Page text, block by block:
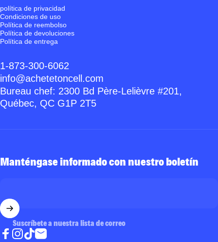
política de privacidad
Condiciones de uso
Política de reembolso
Política de devoluciones
Política de entrega
1-873-300-6062
info@achetetoncell.com
Bureau chef: 2300 Bd Père-Lelièvre #201,
Québec, QC G1P 2T5
Manténgase informado con nuestro boletín
Suscríbete a nuestra lista de correo
Eorreo electrónico